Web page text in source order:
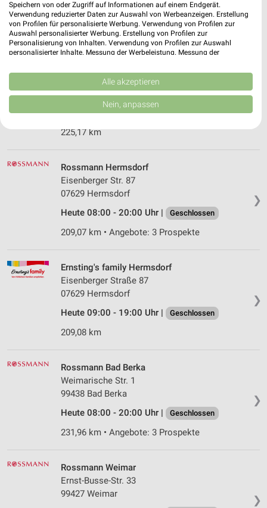
Heute 08:00 - 20:00 Uhr | Geschlossen
222,58 km • Angebote: 3 Prospekte
❯
Humboldstr. 90
99425 Weimar
Heute 09:00 - 20:00 Uhr | Geschlossen
225,17 km
❯
Rossmann Hermsdorf
Eisenberger Str. 87
07629 Hermsdorf
Heute 08:00 - 20:00 Uhr |
Geschlossen
209,07 km • Angebote: 3 Prospekte
❯
Ernsting's family Hermsdorf
Eisenberger Straße 87
07629 Hermsdorf
Heute 09:00 - 19:00 Uhr |
Geschlossen
209,08 km
❯
Rossmann Bad Berka
Weimarische Str. 1
99438 Bad Berka
Heute 08:00 - 20:00 Uhr |
Geschlossen
231,96 km • Angebote: 3 Prospekte
❯
Rossmann Weimar
Ernst-Busse-Str. 33
99427 Weimar
Speichern von oder Zugriff auf Informationen auf einem Endgerät.
Verwendung reduzierter Daten zur Auswahl von Werbeanzeigen. Erstellung
von Profilen für personalisierte Werbung. Verwendung von Profilen zur
Auswahl personalisierter Werbung. Erstellung von Profilen zur
Personalisierung von Inhalten. Verwendung von Profilen zur Auswahl
personalisierter Inhalte. Messung der Werbeleistung. Messung der
Kombinationen von Daten aus verschiedenen Quellen. Entwicklung und
Verbesserung der Angebote. Verwendung reduzierter Daten zur Auswahl
von Inhalten.
Daten können außerhalb der Europäischen Union weitergegeben und in die
USA gesendet werden.
Website/App.
Wir nutzen Ihre Daten für folgende Zwecke:
IAB-Verarbeitungszwecke:
Speichern von oder Zugriff auf Informationen
Verwendung reduzierter Daten zur Auswahl von
Erstellung von Profilen für personalisierte
Werbung
Verwendung von Profilen zur Auswahl
personalisierter Werbung
Erstellung von Profilen zur Personalisierung
Verwendung von Profilen zur Auswahl
personalisierter Inhalte
Messung der Performance von Inhalten
Kombinationen von Daten aus verschiedenen
Entwicklung und Verbesserung der Angebote
Alle akzeptieren
Nein, anpassen